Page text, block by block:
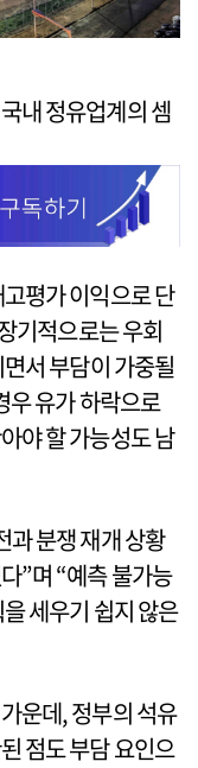
내 정유업계의 셈
평가 이익으로 단
기적으로는 우회
서 부담이 가중될
우 유가 하락으로
야 할 가능성도 남
과 분쟁 재개 상황
”며 “예측 불가능
세우기 쉽지 않은
운데, 정부의 석유
점도 부담 요인으